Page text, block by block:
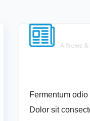
Fermentum
Dolor sit